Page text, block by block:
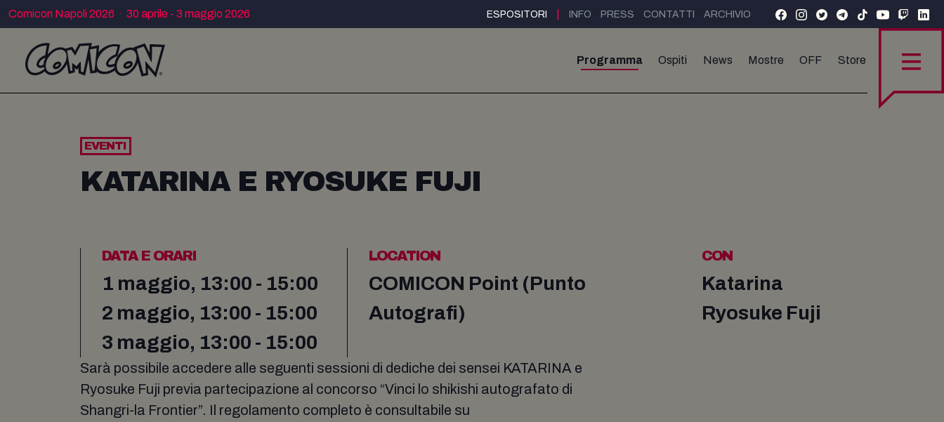
Comicon Napoli 2026 · 30 aprile - 3 maggio 2026 ESPOSITORI INFO PRESS CONTATTI ARCHIVIO
Programma Ospiti News Mostre OFF Store
EVENTI
KATARINA E RYOSUKE FUJI
DATA E ORARI
1 maggio, 13:00 - 15:00
2 maggio, 13:00 - 15:00
3 maggio, 13:00 - 15:00
LOCATION
COMICON Point (Punto
Autografi)
Sarà possibile accedere alle seguenti sessioni di dediche dei sensei KATARINA e
Ryosuke Fuji previa partecipazione al concorso “Vinci lo shikishi autografato di
Shangri-la Frontier”. Il regolamento completo è consultabile su
CON
Katarina
Ryosuke Fuji